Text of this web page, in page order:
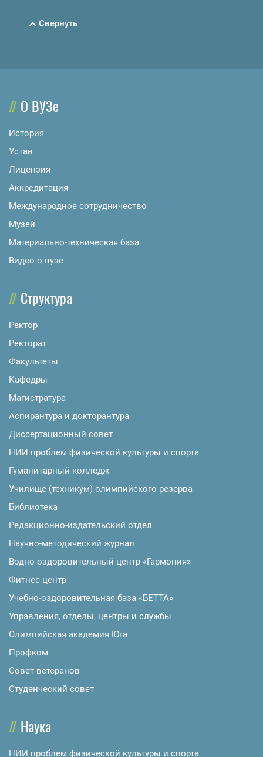
Свернуть
О ВУЗе
История
Устав
Лицензия
Аккредитация
Международное сотрудничество
Музей
Материально-техническая база
Видео о вузе
Структура
Ректор
Ректорат
Факультеты
Кафедры
Магистратура
Аспирантура и докторантура
Диссертационный совет
НИИ проблем физической культуры и спорта
Гуманитарный колледж
Училище (техникум) олимпийского резерва
Библиотека
Редакционно-издательский отдел
Научно-методический журнал
Водно-оздоровительный центр «Гармония»
Фитнес центр
Учебно-оздоровительная база «БЕТТА»
Управления, отделы, центры и службы
Олимпийская академия Юга
Профком
Совет ветеранов
Студенческий совет
Наука
НИИ проблем физической культуры и спорта